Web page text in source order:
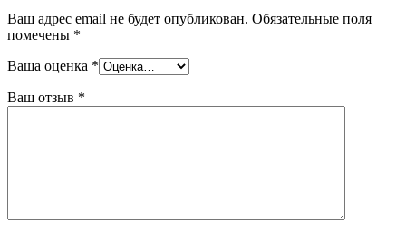
Ваш адрес email не будет опубликован. Обязательные поля
помечены *
Ваша оценка *
Ваш отзыв *